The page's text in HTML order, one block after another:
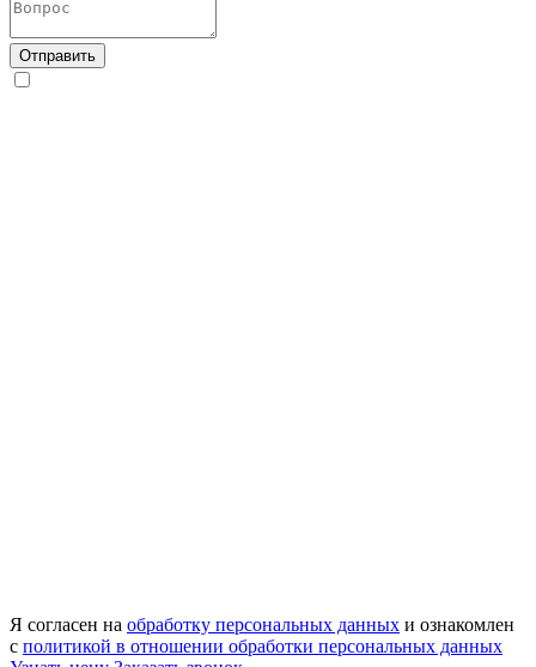
Отправить
Я согласен на обработку персональных данных и ознакомлен
с политикой в отношении обработки персональных данных